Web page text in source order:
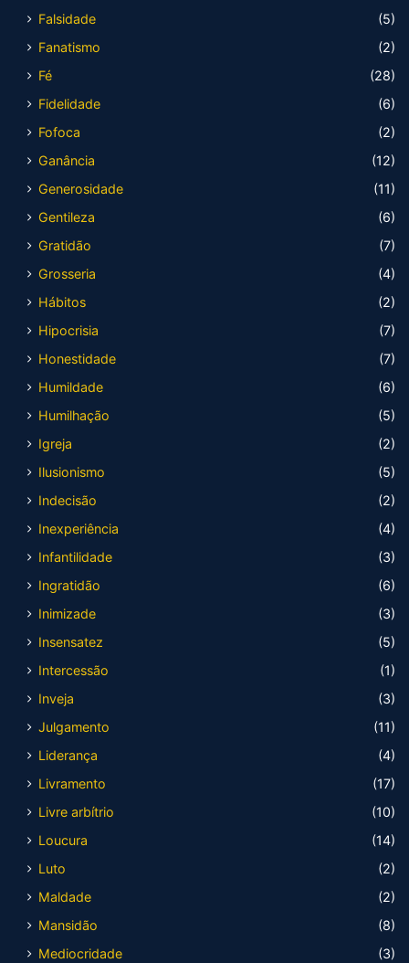
Falsidade
(5)
Fanatismo
(2)
Fé
(28)
Fidelidade
(6)
Fofoca
(2)
Ganância
(12)
Generosidade
(11)
Gentileza
(6)
Gratidão
(7)
Grosseria
(4)
Hábitos
(2)
Hipocrisia
(7)
Honestidade
(7)
Humildade
(6)
Humilhação
(5)
Igreja
(2)
Ilusionismo
(5)
Indecisão
(2)
Inexperiência
(4)
Infantilidade
(3)
Ingratidão
(6)
Inimizade
(3)
Insensatez
(5)
Intercessão
(1)
Inveja
(3)
Julgamento
(11)
Liderança
(4)
Livramento
(17)
Livre arbítrio
(10)
Loucura
(14)
Luto
(2)
Maldade
(2)
Mansidão
(8)
Mediocridade
(3)